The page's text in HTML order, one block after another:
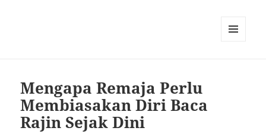
Mengapa Remaja Perlu
Membiasakan Diri Baca
Rajin Sejak Dini